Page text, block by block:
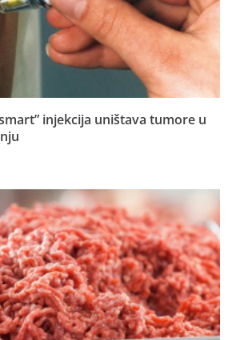
injekcija uništava tumore u